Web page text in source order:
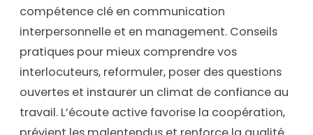
compétence clé en communication
interpersonnelle et en management. Conseils
pratiques pour mieux comprendre vos
interlocuteurs, reformuler, poser des questions
ouvertes et instaurer un climat de confiance au
travail. L’écoute active favorise la coopération,